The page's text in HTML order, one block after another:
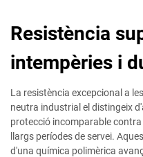
Resistència
intempèries i
La resistència excepcional a
neutra industrial el distingeix
protecció incomparable
llargs períodes de servei.
d'una química polimèrica